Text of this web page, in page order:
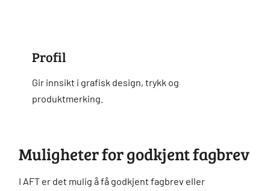
Profil
Gir innsikt i grafisk design, trykk og
produktmerking.
Muligheter for godkjent fagbrev
I AFT er det mulig å få godkjent fagbrev eller